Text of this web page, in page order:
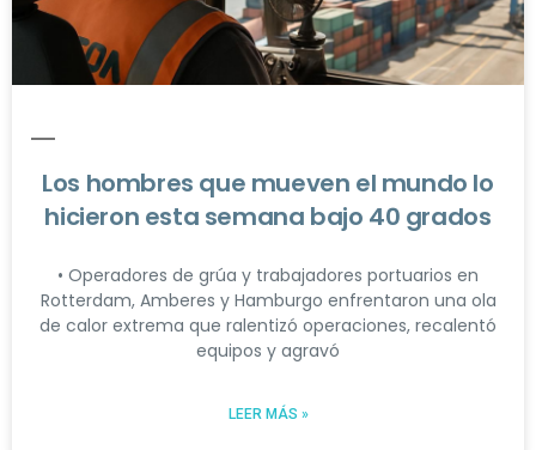
Los hombres que mueven el mundo lo
hicieron esta semana bajo 40 grados
• Operadores de grúa y trabajadores portuarios en
Rotterdam, Amberes y Hamburgo enfrentaron una ola
de calor extrema que ralentizó operaciones, recalentó
equipos y agravó
LEER MÁS »